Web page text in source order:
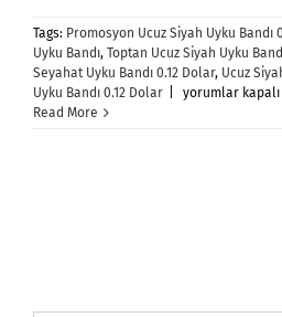
Tags: Promosyon Ucuz Siyah Uyku Bandı
Uyku Bandı, Toptan Ucuz Siyah Uyku
Seyahat Uyku Bandı 0.12 Dolar, Ucuz
Uyku Bandı 0.12 Dolar
Ucuz
yorumlar kapalı
Read More